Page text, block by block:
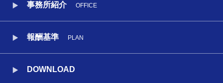
事務所紹介 OFFICE
報酬基準 PLAN
DOWNLOAD